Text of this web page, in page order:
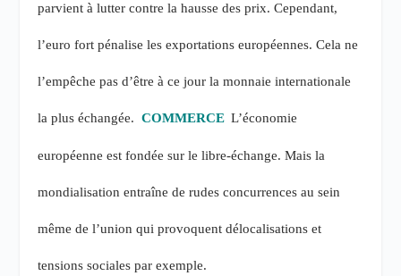
parvient à lutter contre la hausse des prix. Cependant,
l’euro fort pénalise les exportations européennes. Cela ne
l’empêche pas d’être à ce jour la monnaie internationale
la plus échangée. COMMERCE L’économie
européenne est fondée sur le libre-échange. Mais la
mondialisation entraîne de rudes concurrences au sein
même de l’union qui provoquent délocalisations et
tensions sociales par exemple.